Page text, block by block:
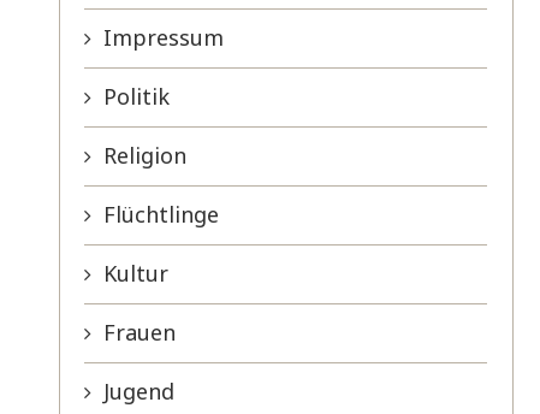
Impressum
Politik
Religion
Flüchtlinge
Kultur
Frauen
Jugend